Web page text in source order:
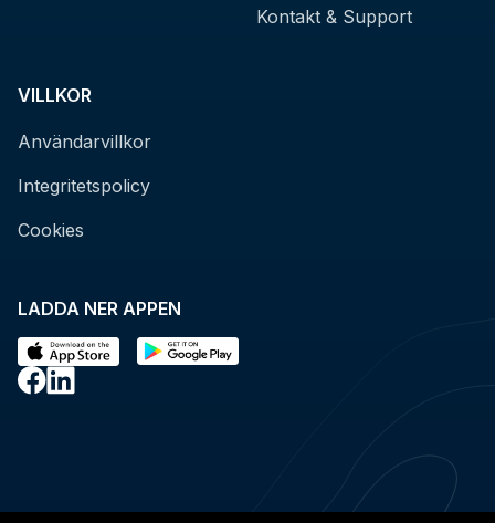
LADDA NER APPEN
Kontakt & Support
VILLKOR
Användarvillkor
Integritetspolicy
Cookies